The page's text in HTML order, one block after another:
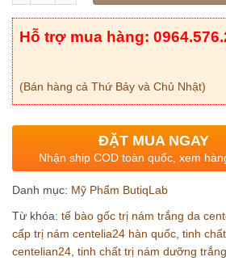
Hỗ trợ mua hàng:
(Bán hàng cả Thứ Bảy và Chủ Nhật)
ĐẶT MUA NGAY
Nhận ship COD toàn quốc, xem
Danh mục: Mỹ Phẩm ButiqLab
Từ khóa: tế bào gốc trị nám trắng da
cấp trị nám centelia24 hàn quốc tinh
centelian24 tinh chất trị nám dưỡng